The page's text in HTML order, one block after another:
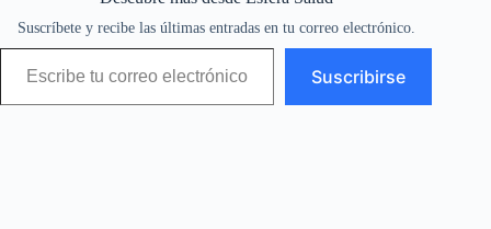
Suscríbete y recibe las últimas entradas en tu correo electrónico.
Escribe tu correo electrónico…
Suscribirse